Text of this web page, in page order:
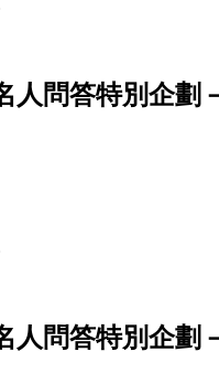
人問答特別企劃
人問答特別企劃